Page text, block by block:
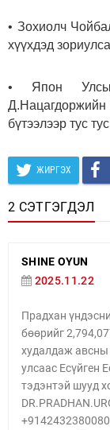
• Зохиолч
хүүхдэд
• Япон
Д.Нацагдоржийн
бүтээлээр тус
ЖИРГЭХ
2 СЭТГЭГДЭЛ
SHINE OYUN
2025.11.22
Прадхан
бөөрийг
худалдаж авсны
улсаас Есүйген
тэдэнтэй шууд